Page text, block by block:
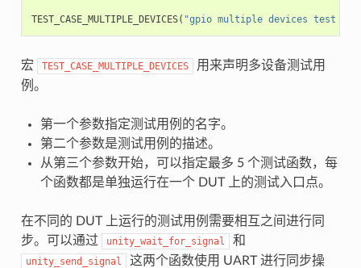
TEST_CASE_MULTIPLE_DEVICES( "gpio multiple devices test
宏 TEST_CASE_MULTIPLE_DEVICES
用来声明多设备测试用
例。
第一个参数指定测试用例的名字。
第二个参数是测试用例的描述。
从第三个参数开始，可以指定最多 5 个测试函数，每
个函数都是单独运行在一个 DUT 上的测试入口点。
在不同的 DUT 上运行的测试用例需要相互之间进行同
步。可以通过
unity_wait_for_signal 和
unity_send_signal
这两个函数使用 UART 进行同步操